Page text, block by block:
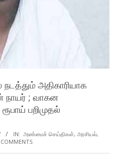
அதிகாரியாக
நாயர் ; வாகன
பறிமுதல்
IN: அண்மைச் செய்திகள், அரசியல்,